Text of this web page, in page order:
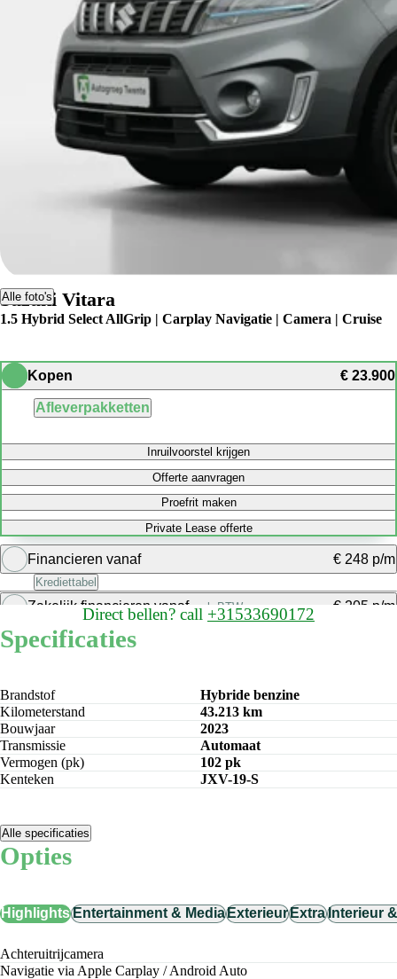
Alle foto's
Suzuki Vitara
1.5 Hybrid Select AllGrip | Carplay Navigatie | Camera | Cruise
Kopen € 23.900
Afleverpakketten
Inruilvoorstel krijgen
Offerte aanvragen
Proefrit maken
Private Lease offerte
Financieren vanaf € 248 p/m
Krediettabel
Bereken maandbedrag
Zakelijk financieren vanafexcl. BTW € 205 p/m
Direct bellen? call +31533690172
Specificaties
Brandstof
Hybride benzine
Kilometerstand
43.213 km
Bouwjaar
2023
Transmissie
Automaat
Vermogen (pk)
102 pk
Kenteken
JXV-19-S
Alle specificaties
Opties
HighlightsEntertainment & MediaExterieurExtraInterieur
achteruitrijcamera
Navigatie via Apple Carplay / Android Auto